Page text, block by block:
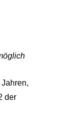
der